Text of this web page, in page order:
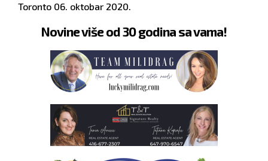
Toronto 06. oktobar 2020.
Novine više od 30 godina sa vama!